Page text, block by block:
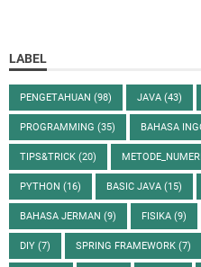
LABEL
PENGETAHUAN (98) JAVA (43)
PROGRAMMING (35) BAHASA
TIPS&TRICK (20)
PYTHON (16) BASIC JAVA (15)
BAHASA JERMAN (9) FISIKA (9)
DIY (7) SPRING FRAMEWORK (7)